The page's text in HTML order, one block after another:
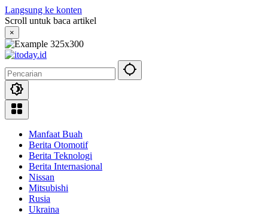
Langsung ke konten
Scroll untuk baca artikel
×
Manfaat Buah
Berita Otomotif
Berita Teknologi
Berita Internasional
Nissan
Mitsubishi
Rusia
Ukraina